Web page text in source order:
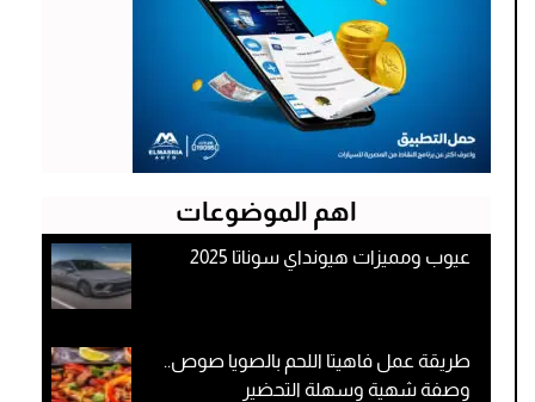
اهم الموضوعات
عيوب ومميزات هيونداي سوناتا 2025
طريقة عمل فاهيتا اللحم بالصويا صوص..
وصفة شهية وسهلة التحضير